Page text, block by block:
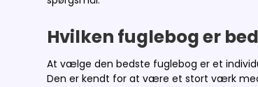
Hvilken fuglebog er
At vælge den bedste fuglebog er et
Den er kendt for at være et stort værk